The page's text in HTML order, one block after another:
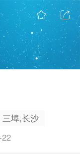
三埠,长沙